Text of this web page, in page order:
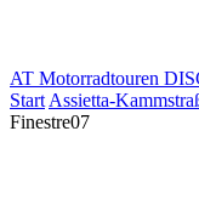
AT Motorradtouren
Start Assietta-
Finestre07